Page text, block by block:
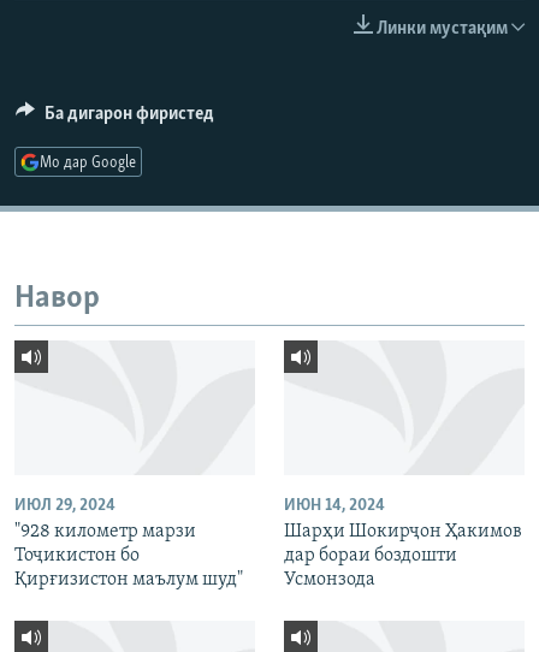
ПАЙГИРӢ КУНЕД
Линки мустақим
Ба дигарон фиристед
Мо дар Google
Навор
ИЮЛ 29, 2024
"928 километр марзи
Тоҷикистон бо
Қирғизистон маълум шуд"
ИЮН 14, 2024
Шарҳи Шокирҷон Ҳакимов
дар бораи боздошти
Усмонзода